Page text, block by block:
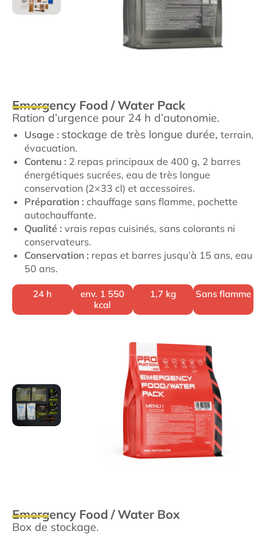
Emergency Food / Water Pack
Ration d’urgence pour 24 h d’autonomie.
Usage : stockage de très longue durée, terrain,
évacuation.
Contenu : 2 repas principaux de 400 g, 2 barres
énergétiques sucrées, eau de très longue
conservation (2×33 cl) et accessoires.
Préparation : chauffage sans flamme, pochette
autochauffante.
Qualité : vrais repas cuisinés, sans colorants ni
conservateurs.
Conservation : repas et barres jusqu’à 15 ans, eau
50 ans.
24 h
env. 1 550
kcal
1,7 kg Sans flamme
Emergency Food / Water Box
Box de stockage.